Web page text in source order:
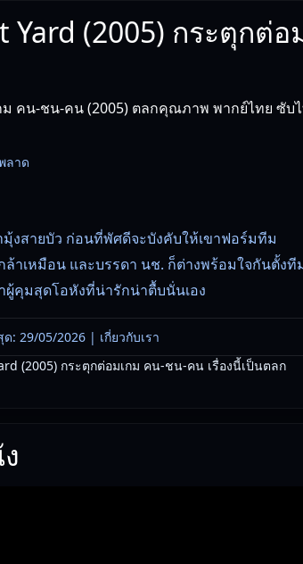
Yard (2005) กระตุกต่อ
ม คน-ชน-คน (2005) ตลกคุณภาพ พากย์ไทย ซับ
ลาด
งสายบัว ก่อนที่พัศดีจะบังคับให้เขาฟอร์มทีม
เหมือน และบรรดา นช. ก็ต่างพร้อมใจกันตั้งที
ผู้คุมสุดโอหังที่น่ารักน่าตื้บนั่นเอง
: 29/05/2026 | เกี่ยวกับเรา
(2005) กระตุกต่อมเกม คน-ชน-คน เรื่องนี้เป็นตลก